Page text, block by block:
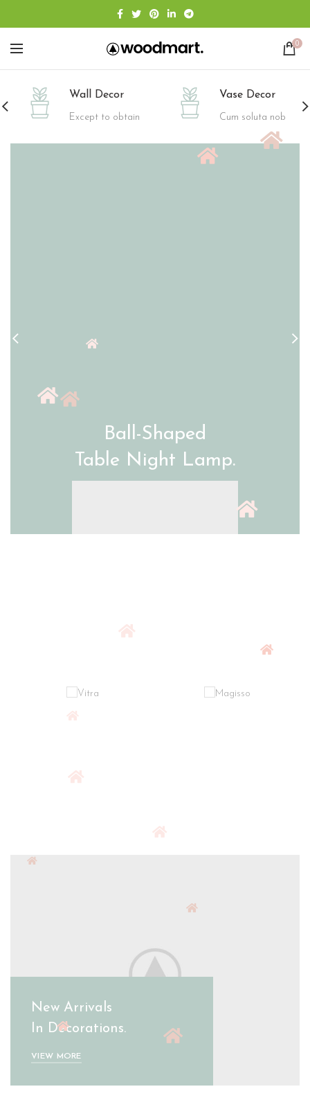
0
Wall Decor
Except to obtain
Vase Decor
Cum soluta nob
Ball-Shaped
Table Night Lamp.
New Arrivals
In Decorations.
VIEW MORE